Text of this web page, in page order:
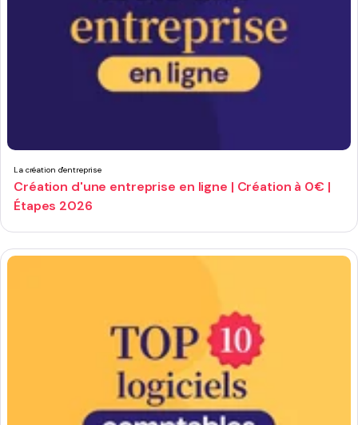
La création d'entreprise
Création d'une entreprise en ligne | Création à 0€ |
Étapes 2026